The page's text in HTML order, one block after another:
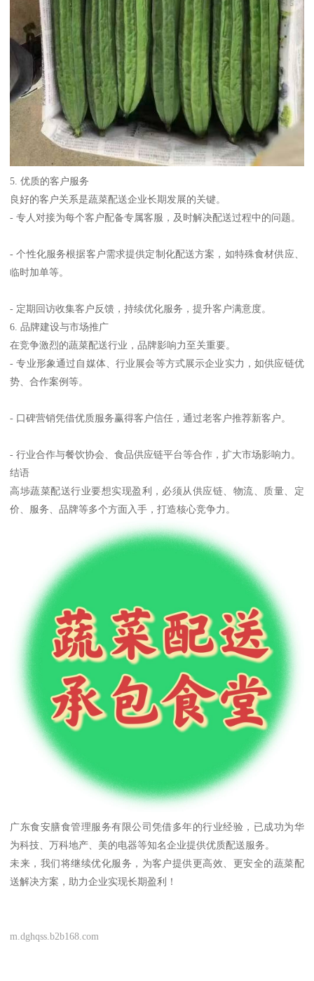
5. 优质的客户服务
良好的客户关系是蔬菜配送企业长期发展的关键。
- 专人对接为每个客户配备专属客服，及时解决配送过程中的问题。
- 个性化服务根据客户需求提供定制化配送方案，如特殊食材供应、
临时加单等。
- 定期回访收集客户反馈，持续优化服务，提升客户满意度。
6. 品牌建设与市场推广
在竞争激烈的蔬菜配送行业，品牌影响力至关重要。
- 专业形象通过自媒体、行业展会等方式展示企业实力，如供应链优
势、合作案例等。
- 口碑营销凭借优质服务赢得客户信任，通过老客户推荐新客户。
- 行业合作与餐饮协会、食品供应链平台等合作，扩大市场影响力。
结语
高埗蔬菜配送行业要想实现盈利，必须从供应链、物流、质量、定
价、服务、品牌等多个方面入手，打造核心竞争力。
广东食安膳食管理服务有限公司凭借多年的行业经验，已成功为华
为科技、万科地产、美的电器等知名企业提供优质配送服务。
未来，我们将继续优化服务，为客户提供更高效、更安全的蔬菜配
送解决方案，助力企业实现长期盈利！
m.dghqss.b2b168.com